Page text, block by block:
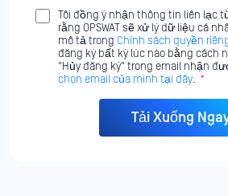
Tôi đồng ý nhận thông tin liên lạc từ
rằng OPSWAT sẽ xử lý dữ liệu cá
mô tả trong Chính sách quyền
đăng ký bất kỳ lúc nào bằng cách
"Hủy đăng ký" trong email nhận
chọn email của mình tại đây. *